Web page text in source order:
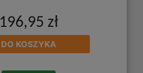
196,95 zł
DO KOSZYKA